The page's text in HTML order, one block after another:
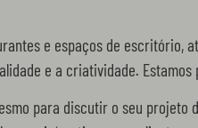
e espaços de escritório,
e a criatividade.
para discutir o seu